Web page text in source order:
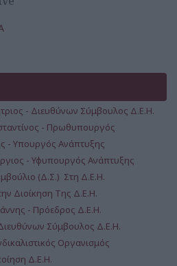
- Διευθύνων Σύμβουλος Δ.Ε.Η.
- Πρωθυπουργός
- Υπουργός Ανάπτυξης
- Υφυπουργός Ανάπτυξης
(Δ.Σ.) Στη Δ.Ε.Η.
Διοίκηση Της Δ.Ε.Η.
- Πρόεδρος Δ.Ε.Η.
Σύμβουλος Δ.Ε.Η.
Οργανισμός
Δ.Ε.Η.